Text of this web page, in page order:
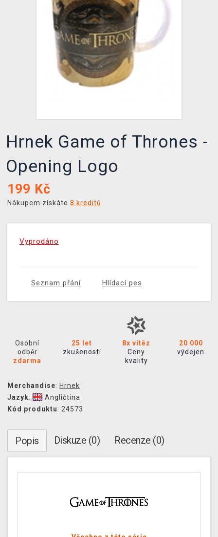
XZONE KLUB
TCG & BOARDGAME HUB
VÝKUP HER (BAZAR)
Hrnek Game of Thrones -
Opening Logo
199 Kč
Nákupem získáte 8 kreditů
Vyprodáno
Seznam přání Hlídací pes
Osobní
odběr
zdarma
25 let
zkušeností
8x vítěz
Ceny
kvality
20 000
výdejen
Merchandise: Hrnek
Jazyk:
Angličtina
Kód produktu: 24573
Popis Diskuze (0) Recenze (0)